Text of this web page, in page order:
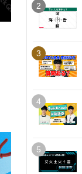
2
3
4
5